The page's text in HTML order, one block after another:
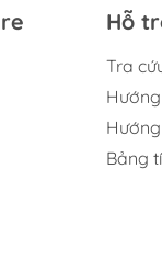
Hỗ
Tra
Bảng